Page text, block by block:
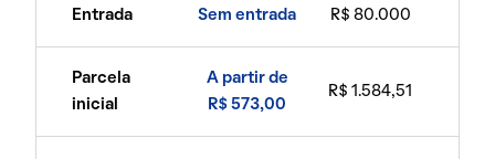
Entrada Sem entrada R$ 80.000
Parcela
inicial
A partir de
R$ 573,00
R$ 1.584,51